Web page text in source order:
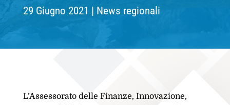
29 Giugno 2021 News regionali
L’Assessorato delle Finanze, Innovazione,